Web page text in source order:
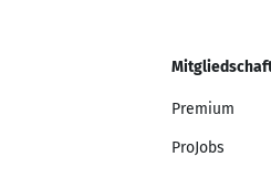
Premium
ProJobs